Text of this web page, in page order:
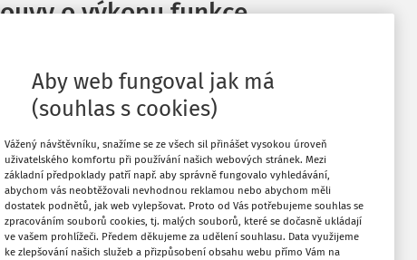
o výkonu funkce
zahraniční matky, má s českým
z důvodu dosažení důchodového
odvolán z funkce.
12 násobku pobírané měsíční
rovněž na vyplacení procentuální
Stáhnout
Tisknout
Aby web fungoval jak má
(souhlas s cookies)
Vážený návštěvníku, snažíme se ze všech sil přinášet vysokou úroveň
uživatelského komfortu při používání našich webových stránek. Mezi
základní předpoklady patří např. aby správně fungovalo vyhledávání,
abychom vás neobtěžovali nevhodnou reklamou nebo abychom měli
dostatek podnětů, jak web vylepšovat. Proto od Vás potřebujeme souhlas se
zpracováním souborů cookies, tj. malých souborů, které se dočasně ukládají
ve vašem prohlížeči. Předem děkujeme za udělení souhlasu. Data využijeme
ke zlepšování našich služeb a přizpůsobení obsahu webu přímo Vám na